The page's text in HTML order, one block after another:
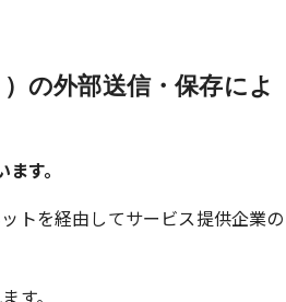
の外部送信・保存によ
す。
トを経由してサービス提供企業の
す。